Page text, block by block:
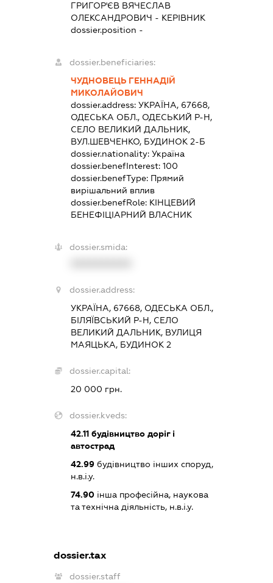
ГРИГОР'ЄВ ВЯЧЕСЛАВ
ОЛЕКСАНДРОВИЧ - КЕРІВНИК
dossier.position -
dossier.beneficiaries:
ЧУДНОВЕЦЬ ГЕННАДІЙ
МИКОЛАЙОВИЧ
dossier.address:УКРАЇНА, 67668,
ОДЕСЬКА ОБЛ., ОДЕСЬКИЙ Р-Н,
СЕЛО ВЕЛИКИЙ ДАЛЬНИК,
ВУЛ.ШЕВЧЕНКО, БУДИНОК 2-Б
dossier.nationality:Україна
dossier.benefInterest:100
dossier.benefType: Прямий
вирішальний вплив
dossier.benefRole: КІНЦЕВИЙ
БЕНЕФІЦІАРНИЙ ВЛАСНИК
dossier.smida:
dossier.address:
УКРАЇНА, 67668, ОДЕСЬКА ОБЛ.,
БІЛЯЇВСЬКИЙ Р-Н, СЕЛО
ВЕЛИКИЙ ДАЛЬНИК, ВУЛИЦЯ
МАЯЦЬКА, БУДИНОК 2
dossier.capital:
20 000 грн.
dossier.kveds:
42.11 будівництво доріг і
автострад
42.99 будівництво інших споруд,
н.в.і.у.
74.90 інша професійна, наукова
та технічна діяльність, н.в.і.у.
dossier.tax
dossier.staff